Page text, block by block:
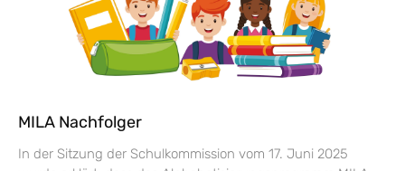
MILA Nachfolger
In der Sitzung der Schulkommission vom 17. Juni 2025